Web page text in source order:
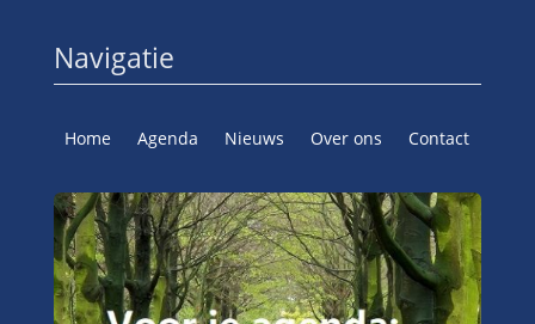
Navigatie
Home Agenda Nieuws Over ons Contact